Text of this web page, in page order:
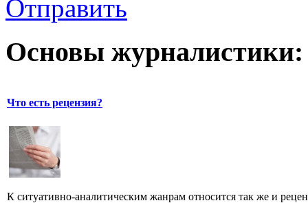
Отправить
Основы журналистики:
Что есть рецензия?
К ситуативно-аналитическим жанрам относится так же и